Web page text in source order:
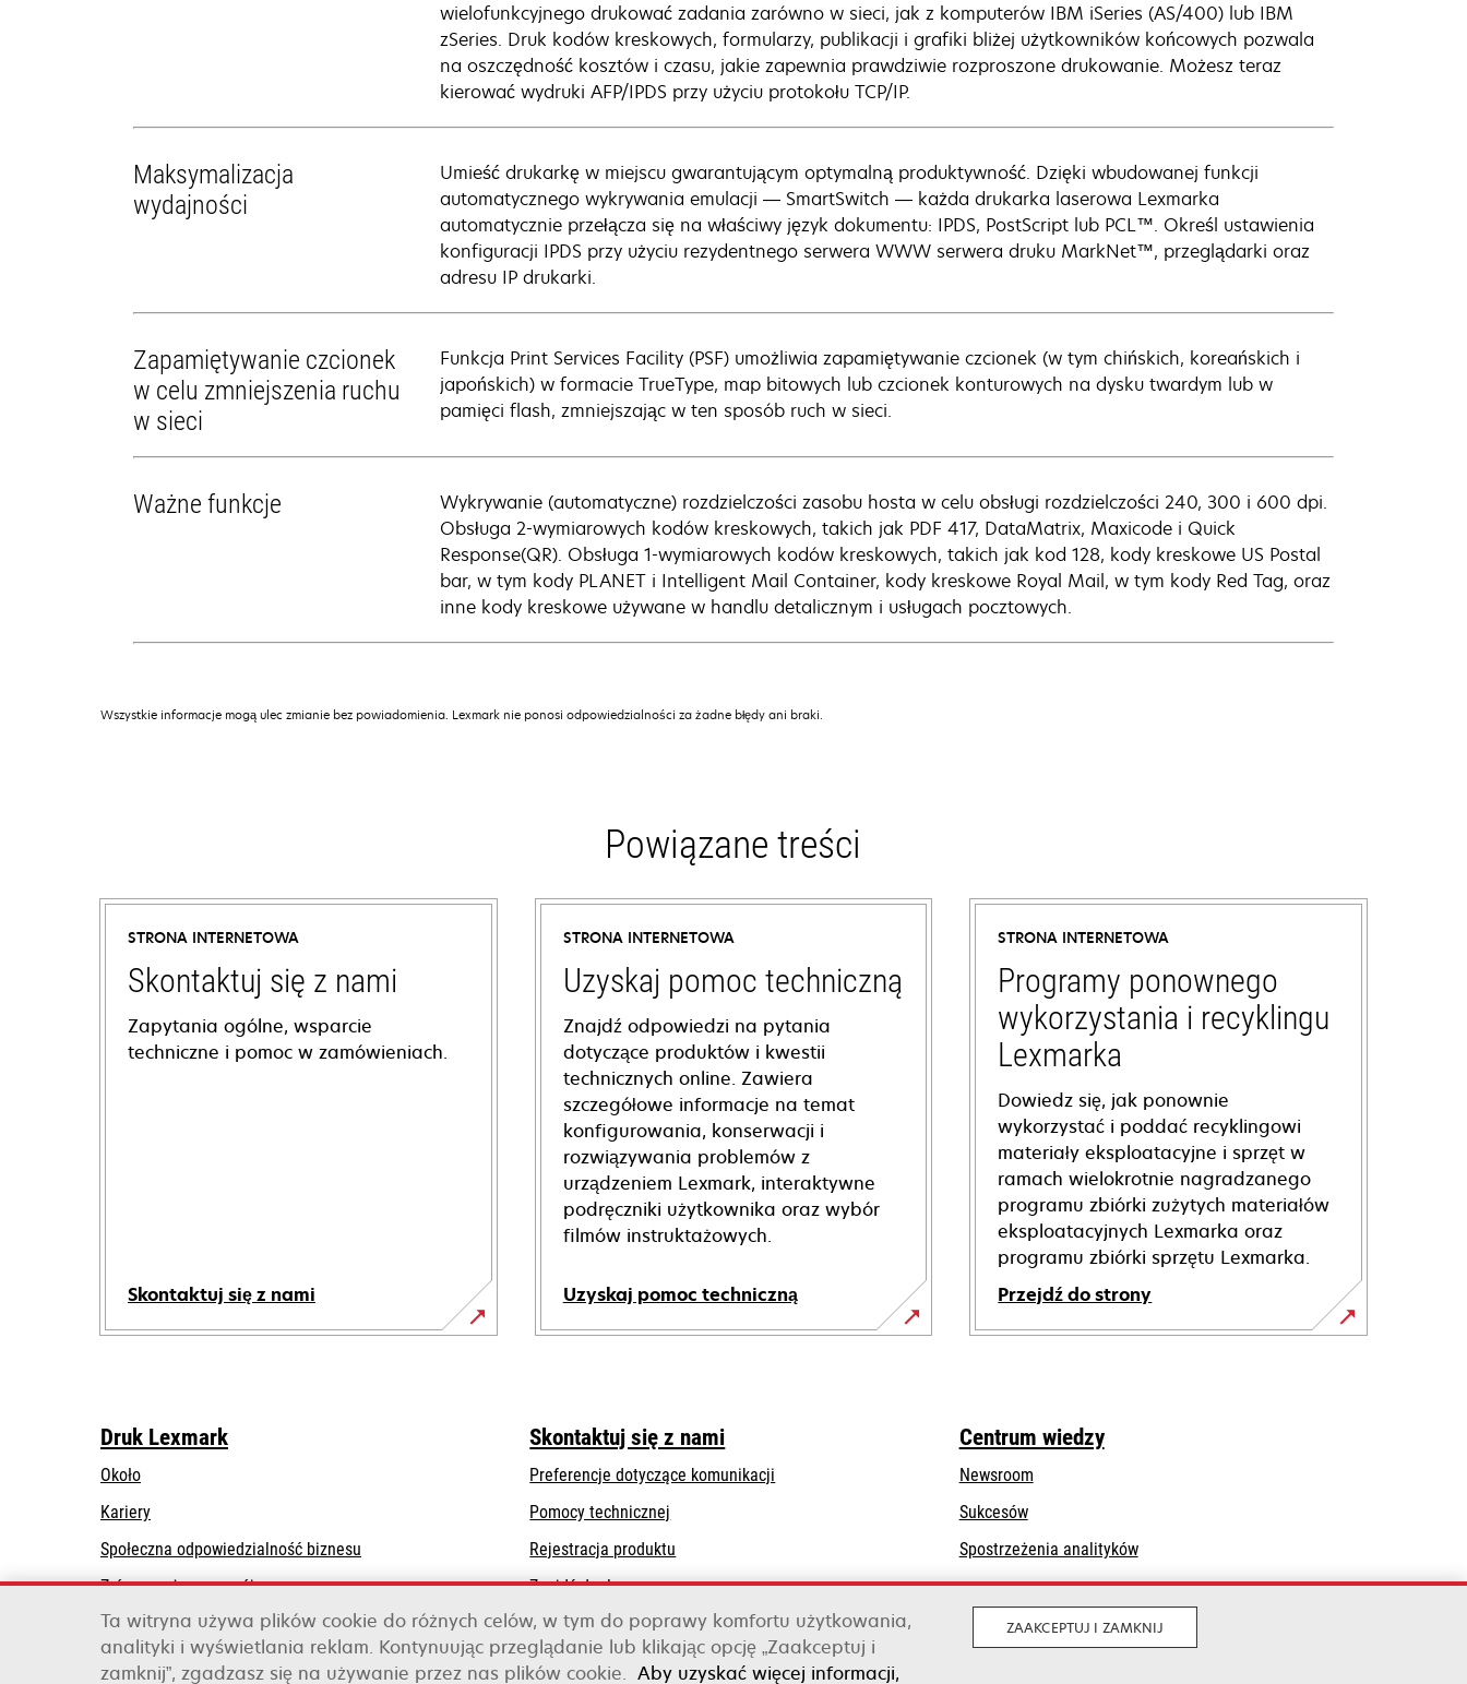
wielofunkcyjnego drukować zadania zarówno w sieci, jak z komputerów IBM iSeries (AS/400) lub IBM
zSeries. Druk kodów kreskowych, formularzy, publikacji i grafiki bliżej użytkowników końcowych pozwala
na oszczędność kosztów i czasu, jakie zapewnia prawdziwie rozproszone drukowanie. Możesz teraz
kierować wydruki AFP/IPDS przy użyciu protokołu TCP/IP.
Maksymalizacja
wydajności
Umieść drukarkę w miejscu gwarantującym optymalną produktywność. Dzięki wbudowanej funkcji
automatycznego wykrywania emulacji — SmartSwitch — każda drukarka laserowa Lexmarka
automatycznie przełącza się na właściwy język dokumentu: IPDS, PostScript lub PCL™. Określ ustawienia
konfiguracji IPDS przy użyciu rezydentnego serwera WWW serwera druku MarkNet™, przeglądarki oraz
adresu IP drukarki.
Zapamiętywanie czcionek
w celu zmniejszenia ruchu
w sieci
Funkcja Print Services Facility (PSF) umożliwia zapamiętywanie czcionek (w tym chińskich, koreańskich i
japońskich) w formacie TrueType, map bitowych lub czcionek konturowych na dysku twardym lub w
pamięci flash, zmniejszając w ten sposób ruch w sieci.
Ważne funkcje
Wykrywanie (automatyczne) rozdzielczości zasobu hosta w celu obsługi rozdzielczości 240, 300 i 600 dpi.
Obsługa 2-wymiarowych kodów kreskowych, takich jak PDF 417, DataMatrix, Maxicode i Quick
Response(QR). Obsługa 1-wymiarowych kodów kreskowych, takich jak kod 128, kody kreskowe US Postal
bar, w tym kody PLANET i Intelligent Mail Container, kody kreskowe Royal Mail, w tym kody Red Tag, oraz
inne kody kreskowe używane w handlu detalicznym i usługach pocztowych.
Wszystkie informacje mogą ulec zmianie bez powiadomienia. Lexmark nie ponosi odpowiedzialności za żadne błędy ani braki.
Powiązane treści
STRONA INTERNETOWA
Skontaktuj się z nami
Zapytania ogólne, wsparcie
techniczne i pomoc w zamówieniach.
Skontaktuj się z nami
STRONA INTERNETOWA
Uzyskaj pomoc techniczną
Znajdź odpowiedzi na pytania
dotyczące produktów i kwestii
technicznych online. Zawiera
szczegółowe informacje na temat
konfigurowania, konserwacji i
rozwiązywania problemów z
urządzeniem Lexmark, interaktywne
podręczniki użytkownika oraz wybór
filmów instruktażowych.
Uzyskaj pomoc techniczną
opens
tab
STRONA INTERNETOWA
Programy ponownego
wykorzystania i recyklingu
Lexmarka
Dowiedz się, jak ponownie
wykorzystać i poddać recyklingowi
materiały eksploatacyjne i sprzęt w
ramach wielokrotnie nagradzanego
programu zbiórki zużytych materiałów
eksploatacyjnych Lexmarka oraz
programu zbiórki sprzętu Lexmarka.
Przejdź do strony
Druk Lexmark
Około
Kariery
Społeczna odpowiedzialność biznesu
new
tab
Zrównoważony rozwój
Lexmark Partners
Skontaktuj się z nami
Preferencje dotyczące komunikacji
Pomocy technicznej
a
new
tab
Rejestracja produktu
Znajdź dealera
Lista hurtowni
Centrum wiedzy
Newsroom
Sukcesów
Spostrzeżenia analityków
Ta witryna używa plików cookie do różnych celów, w tym do poprawy komfortu użytkowania,
analityki i wyświetlania reklam. Kontynuując przeglądanie lub klikając opcję „Zaakceptuj i
zamknij”, zgadzasz się na używanie przez nas plików cookie. Aby uzyskać więcej informacji,
ZAAKCEPTUJ I ZAMKNIJ